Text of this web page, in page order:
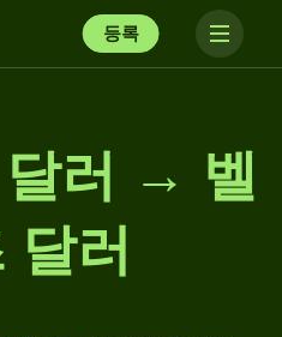
등록
달러 → 벨
달러